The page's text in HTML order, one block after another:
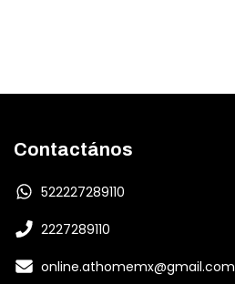
Contactános
522227289110
2227289110
online.athomemx@gmail.com